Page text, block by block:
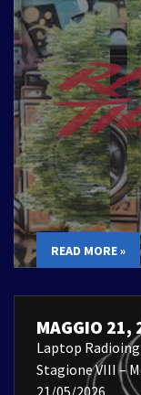
READ MORE »
MAGGIO 21,
Laptop
Stagione VIII –
21/05/2026